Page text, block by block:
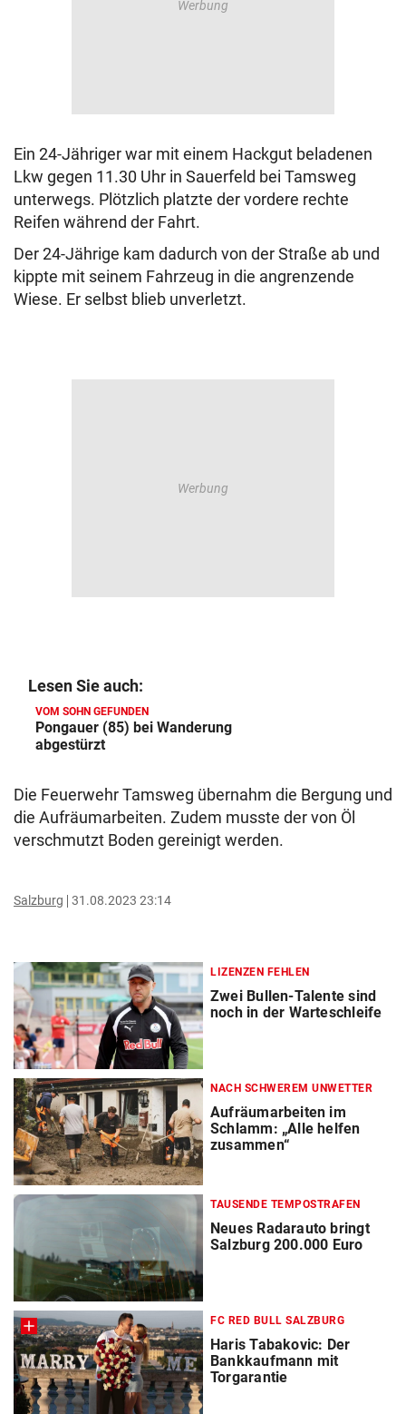
Ein 24-Jähriger war mit einem Hackgut beladenen
Lkw gegen 11.30 Uhr in Sauerfeld bei Tamsweg
unterwegs. Plötzlich platzte der vordere rechte
Reifen während der Fahrt.
Der 24-Jährige kam dadurch von der Straße ab und
kippte mit seinem Fahrzeug in die angrenzende
Wiese. Er selbst blieb unverletzt.
Lesen Sie auch:
VOM SOHN GEFUNDEN
Pongauer (85) bei Wanderung
abgestürzt
Die Feuerwehr Tamsweg übernahm die Bergung und
die Aufräumarbeiten. Zudem musste der von Öl
verschmutzt Boden gereinigt werden.
Salzburg 31.08.2023 23:14
LIZENZEN FEHLEN
Zwei Bullen-Talente sind
noch in der Warteschleife
NACH SCHWEREM UNWETTER
Aufräumarbeiten im
Schlamm: „Alle helfen
zusammen“
TAUSENDE TEMPOSTRAFEN
Neues Radarauto bringt
Salzburg 200.000 Euro
FC RED BULL SALZBURG
Haris Tabakovic: Der
Bankkaufmann mit
Torgarantie